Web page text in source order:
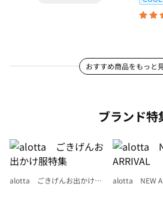
おすすめ商品をもっと
ブランド特
alotta ごきげんお出かけ服
alotta NEW